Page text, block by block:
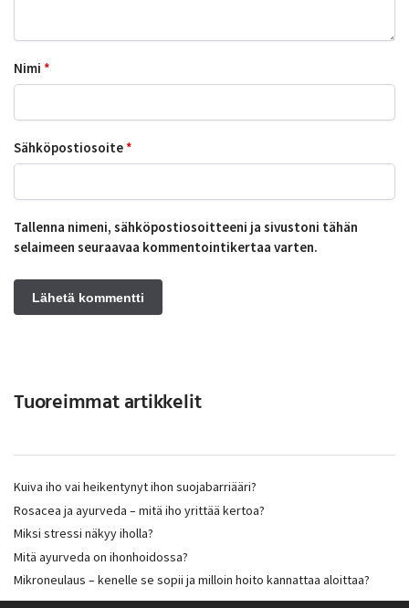
Nimi *
Sähköpostiosoite*
Tallenna nimeni, sähköpostiosoitteeni ja sivustoni tähän
selaimeen seuraavaa kommentointikertaa varten.
Tuoreimmat artikkelit
Kuiva iho vai heikentynyt ihon suojabarriääri?
Rosacea ja ayurveda – mitä iho yrittää kertoa?
Miksi stressi näkyy iholla?
Mitä ayurveda on ihonhoidossa?
Mikroneulaus – kenelle se sopii ja milloin hoito kannattaa aloittaa?